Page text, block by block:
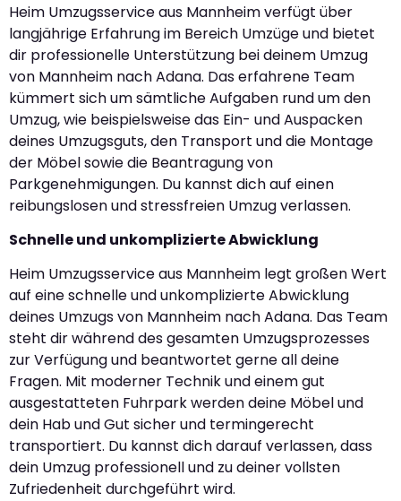
Heim Umzugsservice aus Mannheim verfügt über
langjährige Erfahrung im Bereich Umzüge und bietet
dir professionelle Unterstützung bei deinem Umzug
von Mannheim nach Adana. Das erfahrene Team
kümmert sich um sämtliche Aufgaben rund um den
Umzug, wie beispielsweise das Ein- und Auspacken
deines Umzugsguts, den Transport und die Montage
der Möbel sowie die Beantragung von
Parkgenehmigungen. Du kannst dich auf einen
reibungslosen und stressfreien Umzug verlassen.
Schnelle und unkomplizierte Abwicklung
Heim Umzugsservice aus Mannheim legt großen Wert
auf eine schnelle und unkomplizierte Abwicklung
deines Umzugs von Mannheim nach Adana. Das Team
steht dir während des gesamten Umzugsprozesses
zur Verfügung und beantwortet gerne all deine
Fragen. Mit moderner Technik und einem gut
ausgestatteten Fuhrpark werden deine Möbel und
dein Hab und Gut sicher und termingerecht
transportiert. Du kannst dich darauf verlassen, dass
dein Umzug professionell und zu deiner vollsten
Zufriedenheit durchgeführt wird.